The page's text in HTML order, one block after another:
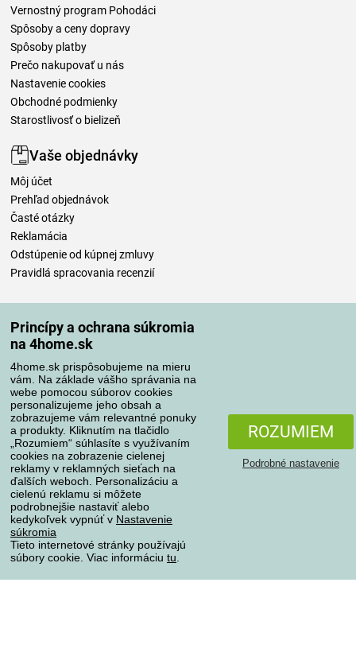
Princípy a ochrana súkromia
na 4home.sk
4home.sk prispôsobujeme na mieru
vám. Na základe vášho správania na
webe pomocou súborov cookies
personalizujeme jeho obsah a
zobrazujeme vám relevantné ponuky
a produkty. Kliknutím na tlačidlo
„Rozumiem“ súhlasíte s využívaním
cookies na zobrazenie cielenej
reklamy v reklamných sieťach na
ďalších weboch. Personalizáciu a
cielenú reklamu si môžete
podrobnejšie nastaviť alebo
kedykoľvek vypnúť v Nastavenie
súkromia
Tieto internetové stránky používajú
súbory cookie. Viac informáciu tu
ROZUMIEM
Podrobné nastavenie
Vernostný program Pohodáci
Spôsoby a ceny dopravy
Spôsoby platby
Prečo nakupovať u nás
Nastavenie cookies
Obchodné podmienky
Starostlivosť o bielizeň
Vaše objednávky
Môj účet
Prehľad objednávok
Časté otázky
Reklamácia
Odstúpenie od kúpnej zmluvy
Pravidlá spracovania recenzií
Spôsoby platby
Spoľahlivý obchod